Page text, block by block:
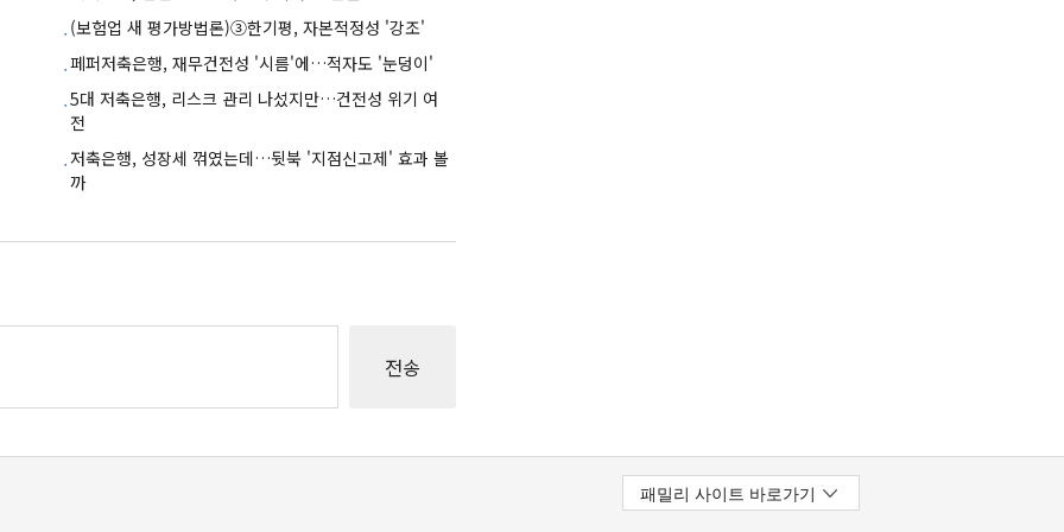
(보험업 새 평가방법론)③한기평, 자본적정성 '강조'
페퍼저축은행, 재무건전성 '시름'에…적자도 '눈덩이'
5대 저축은행, 리스크 관리 나섰지만…건전성 위기 여
전
저축은행, 성장세 꺾였는데…뒷북 '지점신고제' 효과 볼
까